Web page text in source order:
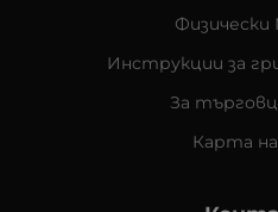
Физически
Инструкции за
За
Карта